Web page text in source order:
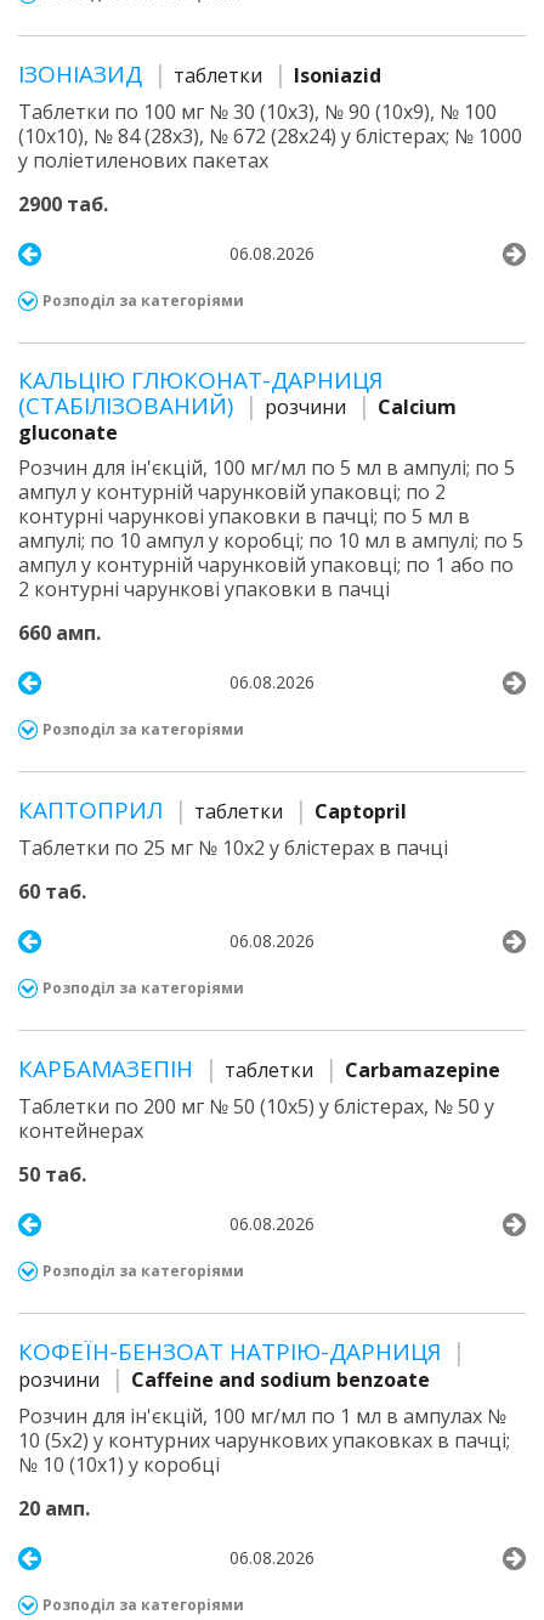
ІЗОНІАЗИД таблетки
Isoniazid
Таблетки по 100 мг № 30 (10х3), № 90 (10х9), № 100
(10х10), № 84 (28х3), № 672 (28х24) у блістерах; № 1000
у поліетиленових пакетах
2900 таб.
06.08.2026
Розподіл за категоріями
КАЛЬЦІЮ ГЛЮКОНАТ-ДАРНИЦЯ
(СТАБІЛІЗОВАНИЙ)
розчини
Calcium
gluconate
Розчин для ін'єкцій, 100 мг/мл по 5 мл в ампулі; по 5
ампул у контурній чарунковій упаковці; по 2
контурні чарункові упаковки в пачці; по 5 мл в
ампулі; по 10 ампул у коробці; по 10 мл в ампулі; по 5
ампул у контурній чарунковій упаковці; по 1 або по
2 контурні чарункові упаковки в пачці
660 амп.
06.08.2026
Розподіл за категоріями
КАПТОПРИЛ таблетки
Captopril
Таблетки по 25 мг № 10х2 у блістерах в пачці
60 таб.
06.08.2026
Розподіл за категоріями
КАРБАМАЗЕПІН таблетки
Carbamazepine
Таблетки по 200 мг № 50 (10х5) у блістерах, № 50 у
контейнерах
50 таб.
06.08.2026
Розподіл за категоріями
КОФЕЇН-БЕНЗОАТ НАТРІЮ-ДАРНИЦЯ
розчини
Caffeine and sodium benzoate
Розчин для ін'єкцій, 100 мг/мл по 1 мл в ампулах №
10 (5х2) у контурних чарункових упаковках в пачці;
№ 10 (10х1) у коробці
20 амп.
06.08.2026
Розподіл за категоріями